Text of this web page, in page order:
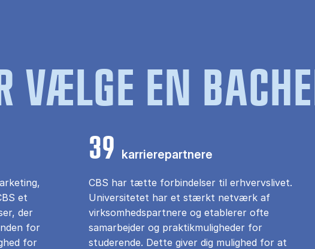
VÆLGE EN
et
der
for
for
39 karrierepartnere
CBS har tætte forbindelser til erhvervslivet.
Universitetet har et stærkt netværk af
virksomhedspartnere og etablerer ofte
samarbejder og praktikmuligheder for
studerende. Dette giver dig mulighed for at